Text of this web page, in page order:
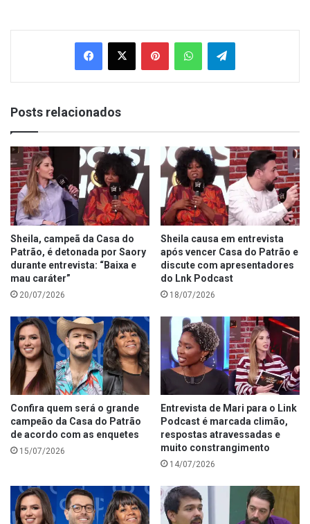
Facebook
X PinterestWhatsAppTelegram
Posts relacionados
Sheila, campeã da Casa do
Patrão, é detonada por Saory
durante entrevista: “Baixa e
mau caráter”
20/07/2026
Sheila causa em entrevista
após vencer Casa do Patrão e
discute com apresentadores
do Lnk Podcast
18/07/2026
Confira quem será o grande
campeão da Casa do Patrão
de acordo com as enquetes
15/07/2026
Entrevista de Mari para o Link
Podcast é marcada climão,
respostas atravessadas e
muito constrangimento
14/07/2026